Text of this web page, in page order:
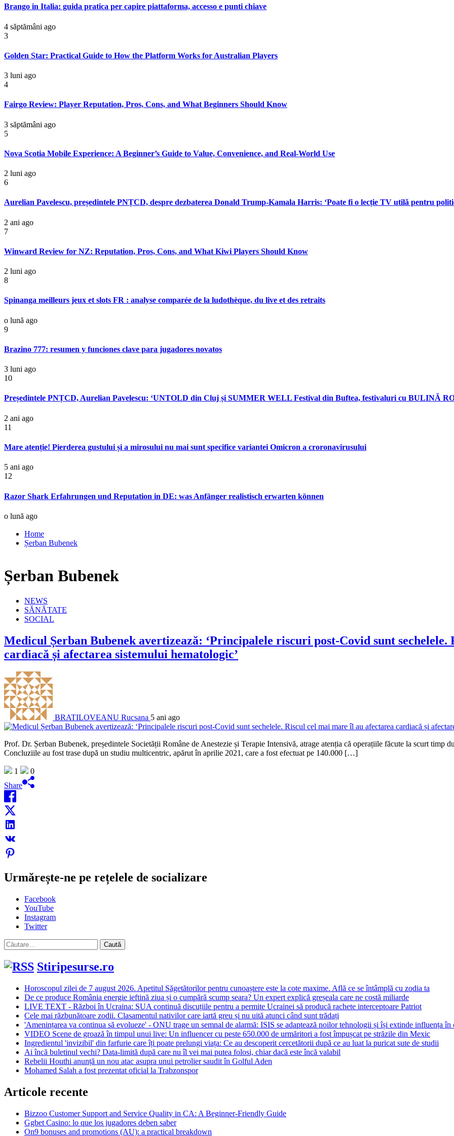
Brango in Italia: guida pratica per capire piattaforma, accesso e punti chiave
4 săptămâni ago
3
Golden Star: Practical Guide to How the Platform Works for Australian Players
3 luni ago
4
Fairgo Review: Player Reputation, Pros, Cons, and What Beginners Should Know
3 săptămâni ago
5
Nova Scotia Mobile Experience: A Beginner’s Guide to Value, Convenience, and Real-World Use
2 luni ago
6
Aurelian Pavelescu, președintele PNȚCD, despre dezbaterea Donald Trump-Kamala Harris: ‘Poate fi o lecție TV utilă pentru
2 ani ago
7
Winward Review for NZ: Reputation, Pros, Cons, and What Kiwi Players Should Know
2 luni ago
8
Spinanga meilleurs jeux et slots FR : analyse comparée de la ludothèque, du live et des retraits
o lună ago
9
Brazino 777: resumen y funciones clave para jugadores novatos
3 luni ago
10
Președintele PNȚCD, Aurelian Pavelescu: ‘UNTOLD din Cluj și SUMMER WELL Festival din Buftea, festivaluri cu BULINĂ
2 ani ago
11
Mare atenție! Pierderea gustului și a mirosului nu mai sunt specifice variantei Omicron a croronavirusului
5 ani ago
12
Razor Shark Erfahrungen und Reputation in DE: was Anfänger realistisch erwarten können
o lună ago
Home
Șerban Bubenek
Șerban Bubenek
NEWS
SĂNĂTATE
SOCIAL
Medicul Șerban Bubenek avertizează: ‘Principalele riscuri post-Covid sunt
cardiacă și afectarea sistemului hematologic’
BRATILOVEANU Rucsana 5 ani ago
Prof. Dr. Șerban Bubenek, președintele Societății Române de Anestezie și Terapie Intensivă, atrage atenția că operațiile făcute la scurt timp
Concluziile au fost trase după un studiu multicentric, apărut în aprilie 2021, care a fost efectuat pe 140.000 […]
1
0
Share
Urmărește-ne pe rețelele de socializare
Facebook
YouTube
Instagram
Twitter
Caută
după:
Stiripesurse.ro
Horoscopul zilei de 7 august 2026. Apetitul Săgetătorilor pentru cunoaștere este la cote maxime. Află ce se întâmplă cu zodia ta
De ce produce România energie ieftină ziua și o cumpără scump seara? Un expert explică greșeala care ne costă miliarde
LIVE TEXT - Război în Ucraina: SUA continuă discuțiile pentru a permite Ucrainei să producă rachete interceptoare Patriot
Cele mai răzbunătoare zodii. Clasamentul nativilor care iartă greu și nu uită atunci când sunt trădați
'Amenințarea va continua să evolueze' - ONU trage un semnal de alarmă: ISIS se adaptează noilor tehnologii și își extinde influența
VIDEO Scene de groază în timpul unui live: Un influencer cu peste 650.000 de urmăritori a fost împușcat pe străzile din Mexic
Ingredientul 'invizibil' din farfurie care îți poate prelungi viața: Ce au descoperit cercetătorii după ce au luat la puricat sute de studii
Ai încă buletinul vechi? Data-limită după care nu îl vei mai putea folosi, chiar dacă este încă valabil
Rebelii Houthi anunță un nou atac asupra unui petrolier saudit în Golful Aden
Mohamed Salah a fost prezentat oficial la Trabzonspor
Articole recente
Bizzoo Customer Support and Service Quality in CA: A Beginner-Friendly Guide
Ggbet Casino: lo que los jugadores deben saber
On9 bonuses and promotions (AU): a practical breakdown